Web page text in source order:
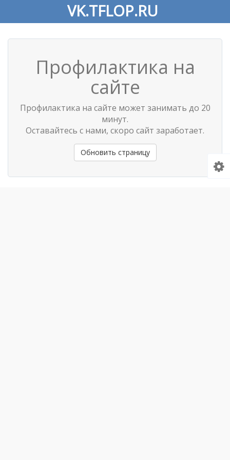
VK.TFLOP.RU
Профилактика на
сайте
Профилактика на сайте может занимать до 20
минут.
Оставайтесь с нами, скоро сайт заработает.
Обновить страницу